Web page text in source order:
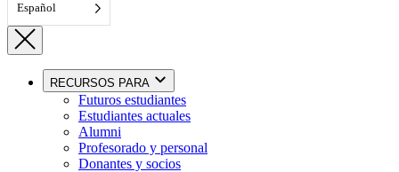
Español
RECURSOS PARA
Futuros estudiantes
Estudiantes actuales
Alumni
Profesorado y personal
Donantes y socios